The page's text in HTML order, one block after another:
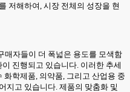
저해하여, 시장 전체의 성장을 현
매자들이 더 폭넓은 용도를 모색함
진행되고 있습니다. 이러한 추세
학제품, 의약품, 그리고 산업용 중
지고 있습니다. 제품의 맞춤화 및